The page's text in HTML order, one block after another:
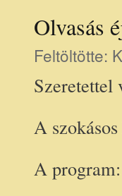
Olvasás
Feltöltötte:
A
A program: